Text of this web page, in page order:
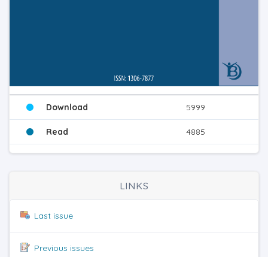
Download 5999
Read 4885
LINKS
Last issue
Previous issues